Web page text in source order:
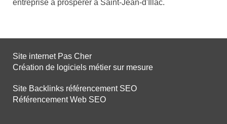
entreprise à prospérer à Saint-Jean-d'Illac.
Site internet Pas Cher
Création de logiciels métier sur mesure
Site Backlinks référencement SEO
Référencement Web SEO